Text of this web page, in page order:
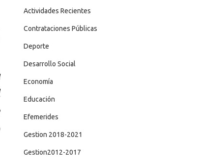
Actividades Recientes
Contrataciones Públicas
Deporte
Desarrollo Social
Economía
Educación
Efemerides
Gestion 2018-2021
Gestion2012-2017